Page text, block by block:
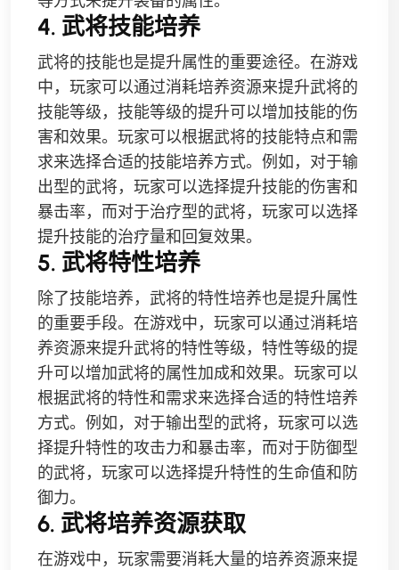
4. 武将技能培养
武将的技能也是提升属性的重要途径。在游戏
中，玩家可以通过消耗培养资源来提升武将的
技能等级，技能等级的提升可以增加技能的伤
害和效果。玩家可以根据武将的技能特点和需
求来选择合适的技能培养方式。例如，对于输
出型的武将，玩家可以选择提升技能的伤害和
暴击率，而对于治疗型的武将，玩家可以选择
提升技能的治疗量和回复效果。
5. 武将特性培养
除了技能培养，武将的特性培养也是提升属性
的重要手段。在游戏中，玩家可以通过消耗培
养资源来提升武将的特性等级，特性等级的提
升可以增加武将的属性加成和效果。玩家可以
根据武将的特性和需求来选择合适的特性培养
方式。例如，对于输出型的武将，玩家可以选
择提升特性的攻击力和暴击率，而对于防御型
的武将，玩家可以选择提升特性的生命值和防
御力。
6. 武将培养资源获取
在游戏中，玩家需要消耗大量的培养资源来提